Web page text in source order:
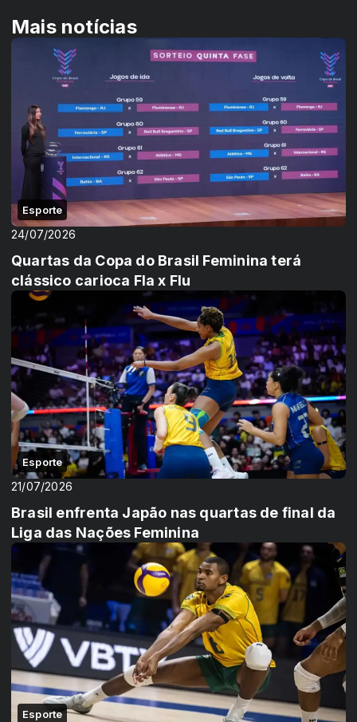
Mais notícias
Esporte
24/07/2026
Quartas da Copa do Brasil Feminina terá
clássico carioca Fla x Flu
Esporte
21/07/2026
Brasil enfrenta Japão nas quartas de final da
Liga das Nações Feminina
Esporte